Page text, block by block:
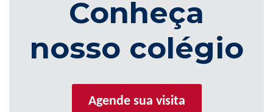
Conheça
nosso colégio
Agende sua visita